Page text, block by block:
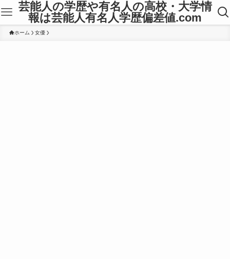
芸能人の学歴や有名人の高校・大学情
報は芸能人有名人学歴偏差値.com
ホーム 女優